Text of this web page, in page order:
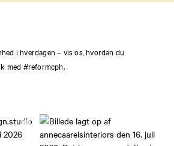
i hverdagen – vis os, hvordan du
med #reformcph.